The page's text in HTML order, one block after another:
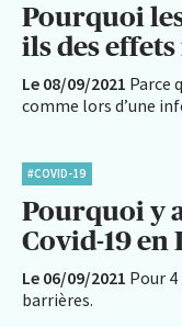
Pourquoi
ils des
Le 08/09/2021 Parce
comme lors d’une
#COVID-19
Pourquoi y
Covid-19 en
Le 06/09/2021 Pour
barrières.